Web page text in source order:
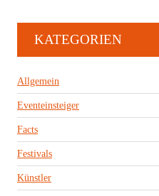
KATEGORIEN
Allgemein
Eventeinsteiger
Facts
Festivals
Künstler